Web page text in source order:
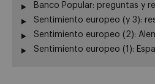
Banco Popular: preguntas y
Sentimiento europeo (y 3):
Sentimiento europeo (2):
Sentimiento europeo (1):